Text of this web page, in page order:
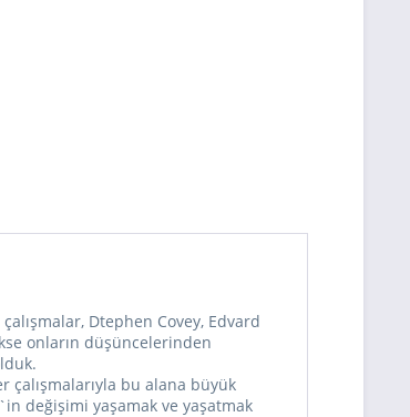
Dtephen Covey, Edvard
onların düşüncelerinden
çalışmalarıyla bu alana büyük
değişimi yaşamak ve yaşatmak